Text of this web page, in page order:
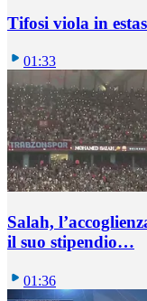
Tifosi viola in
01:33
Salah,
il suo stipendio…
01:36